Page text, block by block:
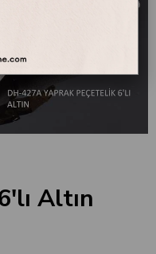
Altın